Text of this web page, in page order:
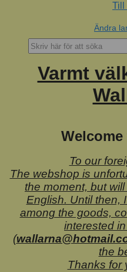
Till
Ändra
Varmt
To our
The webshop is
the moment, but
English. Until then,
among the goods,
interested
(
the
Thanks for